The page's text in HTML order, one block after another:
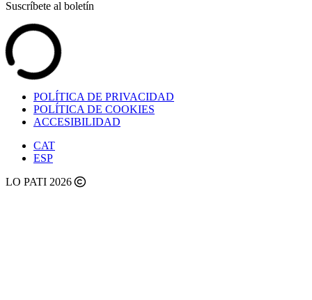
Suscríbete al boletín
POLÍTICA DE PRIVACIDAD
POLÍTICA DE COOKIES
ACCESIBILIDAD
CAT
ESP
LO PATI 2026